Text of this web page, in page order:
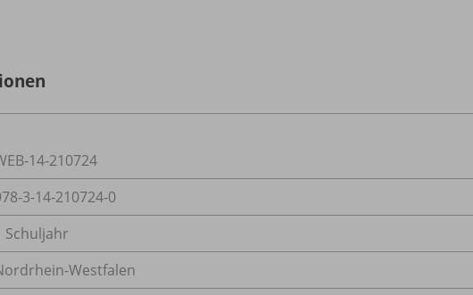
14-210724
3-14-210724-0
Schuljahr
Westfalen